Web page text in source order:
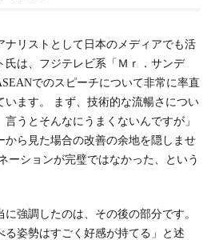
の事例
語力は「必須」か、それとも「加点要
力が「強力な武器」である理由
が堪能」と評価された総理大臣たち
ナリストとして日本のメディアでも活
氏は、フジテレビ系「Ｍｒ．サンデ
でのスピーチについて非常に率直
います。 まず、技術的な流暢さについ
うとそんなにうまくないんですが」
から見た場合の改善の余地を隠しませ
ーションが完璧ではなかった、という
強調したのは、その後の部分です。
る姿勢はすごく好感が持てる」と述